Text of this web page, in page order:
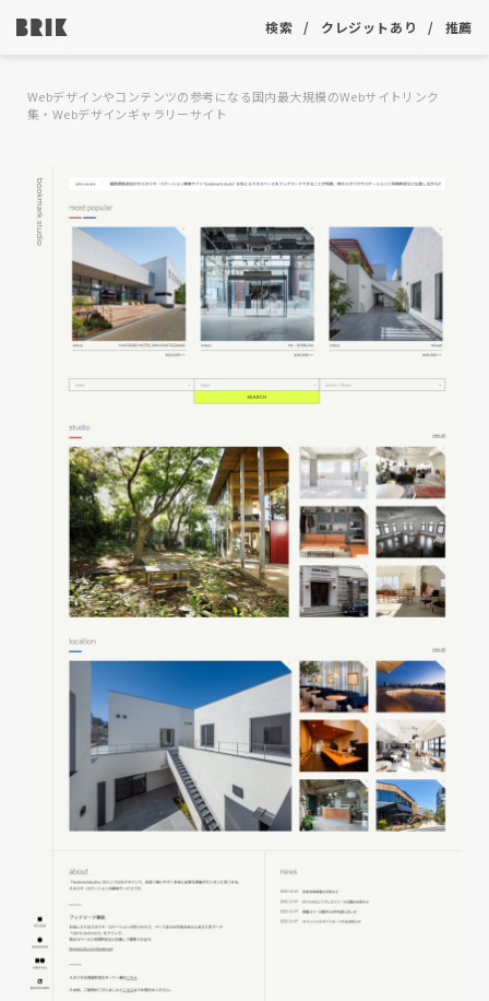
検索 クレジットあり 推薦
Webデザインやコンテンツの参考になる国内最大規模のWebサイトリンク
集・Webデザインギャラリーサイト